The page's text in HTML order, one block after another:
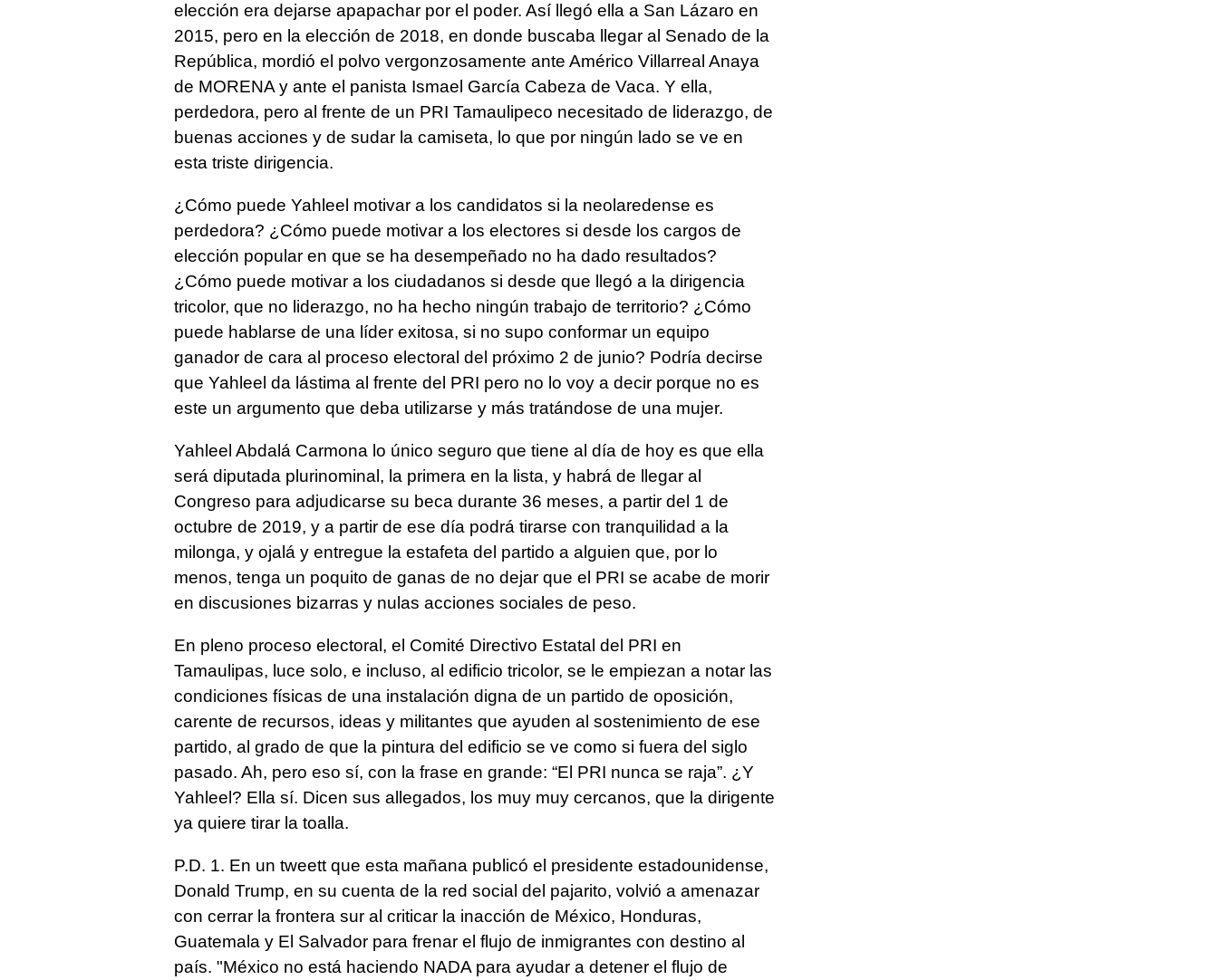
elección era dejarse apapachar por el poder. Así llegó ella a San Lázaro en
2015, pero en la elección de 2018, en donde buscaba llegar al Senado de la
República, mordió el polvo vergonzosamente ante Américo Villarreal Anaya
de MORENA y ante el panista Ismael García Cabeza de Vaca. Y ella,
perdedora, pero al frente de un PRI Tamaulipeco necesitado de liderazgo, de
buenas acciones y de sudar la camiseta, lo que por ningún lado se ve en
esta triste dirigencia.
¿Cómo puede Yahleel motivar a los candidatos si la neolaredense es
perdedora? ¿Cómo puede motivar a los electores si desde los cargos de
elección popular en que se ha desempeñado no ha dado resultados?
¿Cómo puede motivar a los ciudadanos si desde que llegó a la dirigencia
tricolor, que no liderazgo, no ha hecho ningún trabajo de territorio? ¿Cómo
puede hablarse de una líder exitosa, si no supo conformar un equipo
ganador de cara al proceso electoral del próximo 2 de junio? Podría decirse
que Yahleel da lástima al frente del PRI pero no lo voy a decir porque no es
este un argumento que deba utilizarse y más tratándose de una mujer.
Yahleel Abdalá Carmona lo único seguro que tiene al día de hoy es que ella
será diputada plurinominal, la primera en la lista, y habrá de llegar al
Congreso para adjudicarse su beca durante 36 meses, a partir del 1 de
octubre de 2019, y a partir de ese día podrá tirarse con tranquilidad a la
milonga, y ojalá y entregue la estafeta del partido a alguien que, por lo
menos, tenga un poquito de ganas de no dejar que el PRI se acabe de morir
en discusiones bizarras y nulas acciones sociales de peso.
En pleno proceso electoral, el Comité Directivo Estatal del PRI en
Tamaulipas, luce solo, e incluso, al edificio tricolor, se le empiezan a notar las
condiciones físicas de una instalación digna de un partido de oposición,
carente de recursos, ideas y militantes que ayuden al sostenimiento de ese
partido, al grado de que la pintura del edificio se ve como si fuera del siglo
pasado. Ah, pero eso sí, con la frase en grande: “El PRI nunca se raja”. ¿Y
Yahleel? Ella sí. Dicen sus allegados, los muy muy cercanos, que la dirigente
ya quiere tirar la toalla.
P.D. 1. En un tweett que esta mañana publicó el presidente estadounidense,
Donald Trump, en su cuenta de la red social del pajarito, volvió a amenazar
con cerrar la frontera sur al criticar la inacción de México, Honduras,
Guatemala y El Salvador para frenar el flujo de inmigrantes con destino al
país. "México no está haciendo NADA para ayudar a detener el flujo de